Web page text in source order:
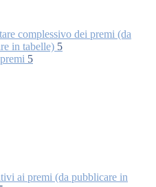
complessivo dei premi (da
in tabelle) 5
5
ai premi (da pubblicare in